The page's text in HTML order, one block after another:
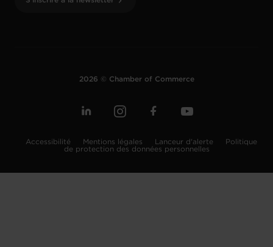
2026 © Chamber of Commerce
Accessibilité Mentions légales Lanceur d'alerte
Politique
de protection des données personnelles